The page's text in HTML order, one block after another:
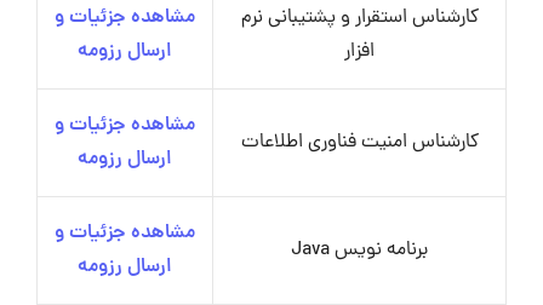
کارشناس استقرار و پشتیبانی نرم
افزار
مشاهده جزئیات و
ارسال رزومه
کارشناس امنیت فناوری اطلاعات
مشاهده جزئیات و
ارسال رزومه
برنامه نویس Java
مشاهده جزئیات و
ارسال رزومه